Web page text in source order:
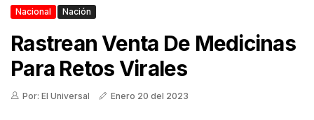
Nacional Nación
Rastrean Venta De Medicinas
Para Retos Virales
Por: El Universal Enero 20 del 2023